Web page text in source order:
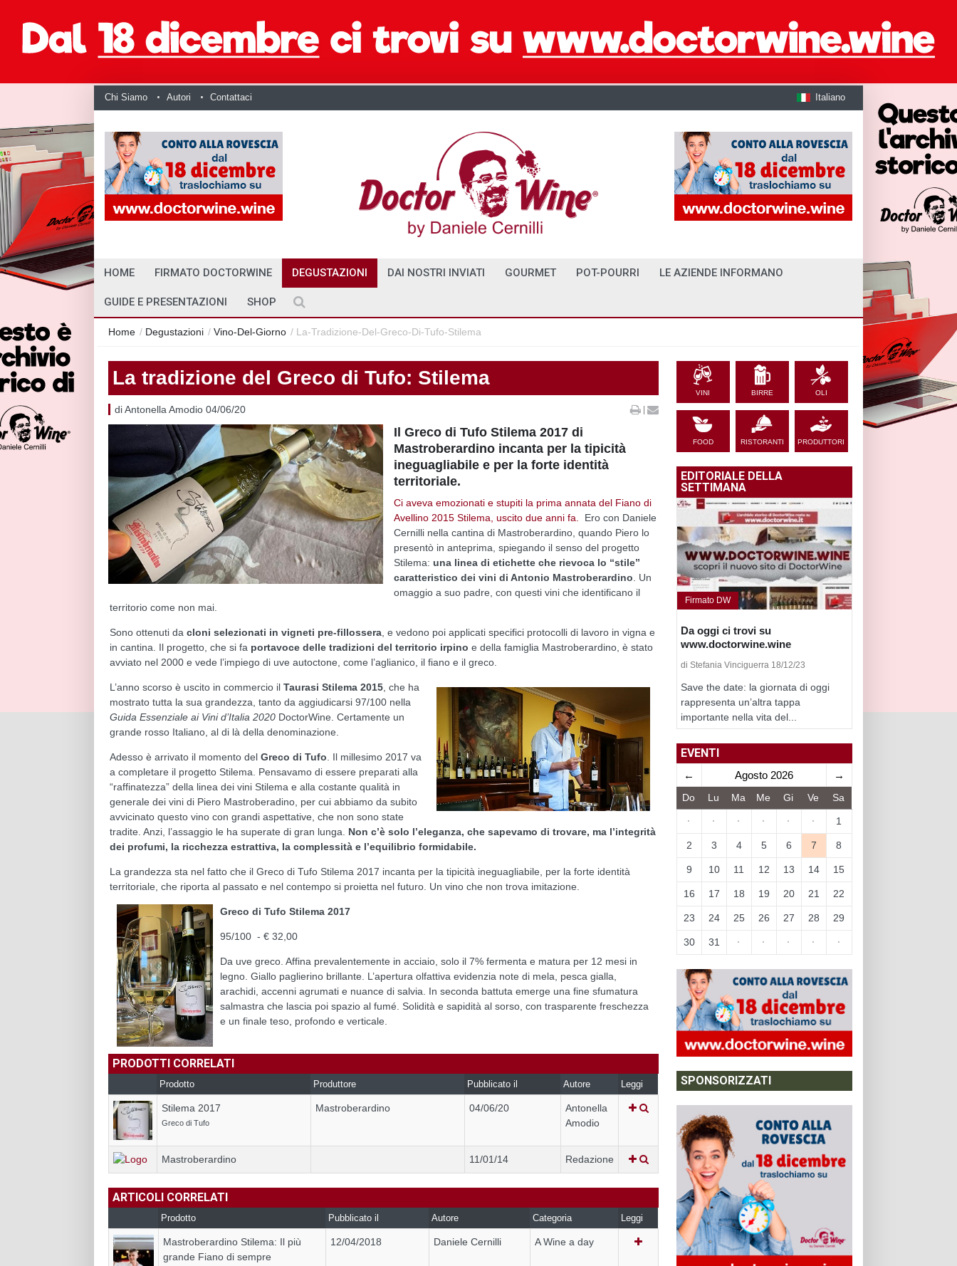
Chi Siamo Autori Contattaci Italiano
HOME FIRMATO DOCTORWINE DEGUSTAZIONI DAI NOSTRI INVIATI GOURMET POT-POURRI LE AZIENDE INFORMANO
GUIDE E PRESENTAZIONI SHOP
Home / Degustazioni / Vino-Del-Giorno / La-Tradizione-Del-Greco-Di-Tufo-Stilema
La tradizione del Greco di Tufo: Stilema
di Antonella Amodio 04/06/20 |
Il Greco di Tufo Stilema 2017 di
Mastroberardino incanta per la tipicità
ineguagliabile e per la forte identità
territoriale.
Ci aveva emozionati e stupiti la prima annata del Fiano di
Avellino 2015 Stilema, uscito due anni fa.
Ero con Daniele
Cernilli nella cantina di Mastroberardino, quando Piero lo
presentò in anteprima, spiegando il senso del progetto
Stilema:una linea di etichette che rievoca lo “stile”
caratteristico dei vini di Antonio Mastroberardino . Un
omaggio a suo padre, con questi vini che identificano il
territorio come non mai.
Sono ottenuti da cloni selezionati in vigneti pre-fillossera , e vedono poi applicati specifici protocolli di lavoro in vigna e
in cantina. Il progetto, che si fa portavoce delle tradizioni del territorio irpino e della famiglia Mastroberardino, è stato
avviato nel 2000 e vede l’impiego di uve autoctone, come l’aglianico, il fiano e il greco.
L’anno scorso è uscito in commercio il Taurasi Stilema 2015 , che ha
mostrato tutta la sua grandezza, tanto da aggiudicarsi 97/100 nella
Guida Essenziale ai Vini d’Italia 2020 DoctorWine. Certamente un
grande rosso Italiano, al di là della denominazione.
Adesso è arrivato il momento del Greco di Tufo . Il millesimo 2017 va
a completare il progetto Stilema. Pensavamo di essere preparati alla
“raffinatezza” della linea dei vini Stilema e alla costante qualità in
generale dei vini di Piero Mastroberadino, per cui abbiamo da subito
avvicinato questo vino con grandi aspettative, che non sono state
tradite. Anzi, l’assaggio le ha superate di gran lunga. Non c’è solo l’eleganza, che sapevamo di trovare, ma l’integrità
dei profumi, la ricchezza estrattiva, la complessità e l’equilibrio formidabile.
La grandezza sta nel fatto che il Greco di Tufo Stilema 2017 incanta per la tipicità ineguagliabile, per la forte identità
territoriale, che riporta al passato e nel contempo si proietta nel futuro. Un vino che non trova imitazione.
Greco di Tufo Stilema 2017
95/100 - € 32,00
Da uve greco. Affina prevalentemente in acciaio, solo il 7% fermenta e matura per 12 mesi in
legno. Giallo paglierino brillante. L’apertura olfattiva evidenzia note di mela, pesca gialla,
arachidi, accenni agrumati e nuance di salvia. In seconda battuta emerge una fine sfumatura
salmastra che lascia poi spazio al fumé. Solidità e sapidità al sorso, con trasparente freschezza
e un finale teso, profondo e verticale.
PRODOTTI CORRELATI
Prodotto Produttore Pubblicato il Autore Leggi
Stilema 2017
Greco di Tufo
Mastroberardino 04/06/20
Antonella
Amodio
Mastroberardino 11/01/14 Redazione
ARTICOLI CORRELATI
Prodotto Pubblicato il Autore Categoria Leggi
Mastroberardino Stilema: Il più
grande Fiano di sempre
12/04/2018 Daniele Cernilli A Wine a day
VINI BIRRE OLI
FOOD RISTORANTI PRODUTTORI
EDITORIALE DELLA
SETTIMANA
Firmato DW
Da oggi ci trovi su
www.doctorwine.wine
di Stefania Vinciguerra 18/12/23
Save the date: la giornata di oggi
rappresenta un’altra tappa
importante nella vita del...
EVENTI
← Agosto 2026 →
Do Lu Ma Me Gi Ve Sa
· · · · · · 1
2 3 4 5 6 7 8
9 10 11 12 13 14 15
16 17 18 19 20 21 22
23 24 25 26 27 28 29
30 31 · · · · ·
SPONSORIZZATI